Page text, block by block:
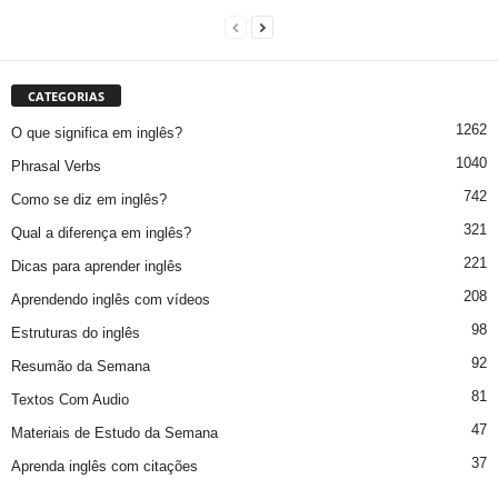
CATEGORIAS
O que significa em inglês? 1262
Phrasal Verbs 1040
Como se diz em inglês? 742
Qual a diferença em inglês? 321
Dicas para aprender inglês 221
Aprendendo inglês com vídeos 208
Estruturas do inglês 98
Resumão da Semana 92
Textos Com Audio 81
Materiais de Estudo da Semana 47
Aprenda inglês com citações 37